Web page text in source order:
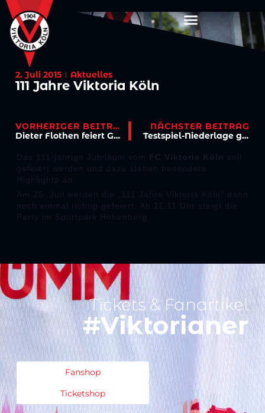
2. Juli 2015 Aktuelles
111 Jahre Viktoria Köln
VORHERIGER BEITRAG
Dieter Flothen feiert Geburtstag
NÄCHSTER BEITRAG
Testspiel-Niederlage gegen den VfL Osnabrück
Tickets & Fanartikel
#Viktorianer
Fanshop
Ticketshop